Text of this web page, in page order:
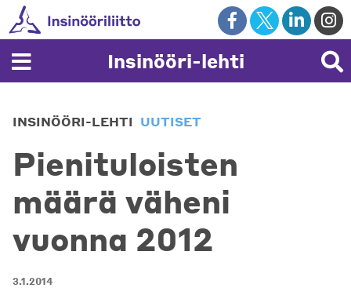
Skip
to
content
Insinööri-lehti
INSINÖÖRI-LEHTI UUTISET
Pienituloisten
määrä väheni
vuonna 2012
3.1.2014